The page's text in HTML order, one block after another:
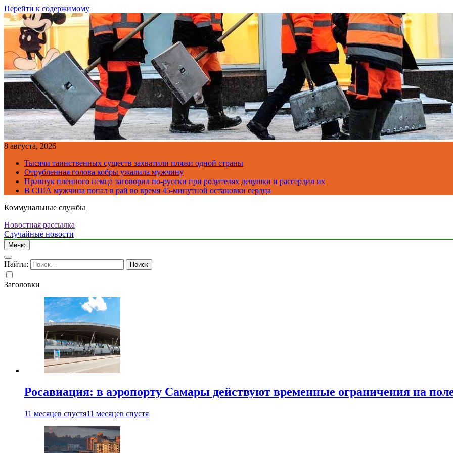
Перейти к содержимому
8 августа, 2026
Тысячи таинственных существ захватили пляжи одной страны
Отрубленная голова кобры ужалила мужчину
Правнук пленного немца заговорил по-русски при родителях девушки и рассердил их
В США мужчина попал в рай во время 45-минутной остановки сердца
Коммунальные службы
Новостная рассылка
Случайные новости
Меню
Найти:
Заголовки
Росавиация: в аэропорту Самары действуют временные ограничения на
11 месяцев спустя11 месяцев спустя